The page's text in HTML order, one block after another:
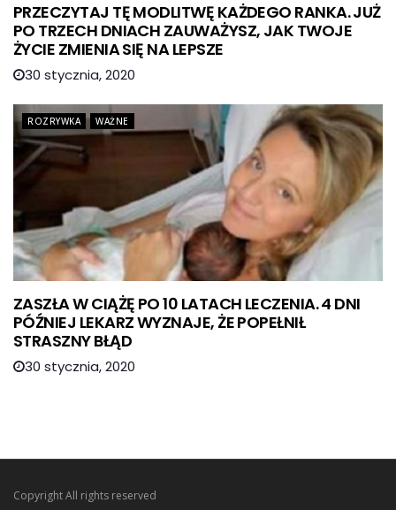
PRZECZYTAJ TĘ MODLITWĘ KAŻDEGO RANKA. JUŻ
PO TRZECH DNIACH ZAUWAŻYSZ, JAK TWOJE
ŻYCIE ZMIENIA SIĘ NA LEPSZE
30 stycznia, 2020
ROZRYWKA WAŻNE
ZASZŁA W CIĄŻĘ PO 10 LATACH LECZENIA. 4 DNI
PÓŹNIEJ LEKARZ WYZNAJE, ŻE POPEŁNIŁ
STRASZNY BŁĄD
30 stycznia, 2020
Copyright All rights reserved